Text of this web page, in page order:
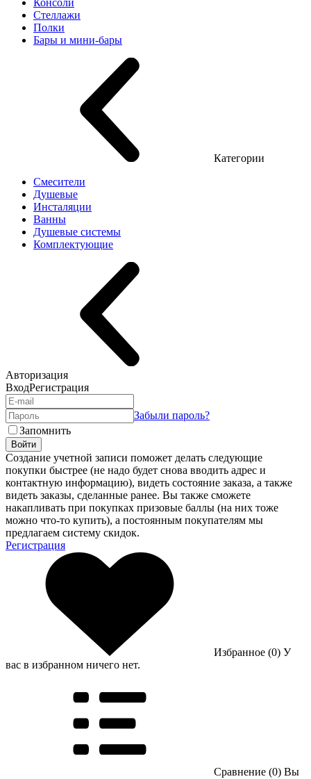
Консоли
Стеллажи
Полки
Бары и мини-бары
Категории
Смесители
Душевые
Инсталяции
Ванны
Душевые системы
Комплектующие
Авторизация
ВходРегистрация
Забыли пароль?
Запомнить
Войти
Создание учетной записи поможет делать следующие
покупки быстрее (не надо будет снова вводить адрес и
контактную информацию), видеть состояние заказа, а также
видеть заказы, сделанные ранее. Вы также сможете
накапливать при покупках призовые баллы (на них тоже
можно что-то купить), а постоянным покупателям мы
предлагаем систему скидок.
Регистрация
Избранное (0) У
вас в избранном ничего нет.
Сравнение (0) Вы